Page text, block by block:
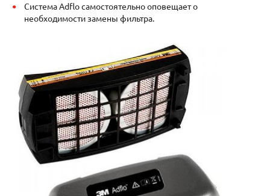
Система Adflo самостоятельно оповещает о
необходимости замены фильтра.